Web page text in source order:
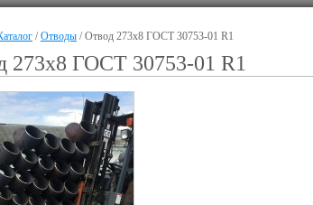
/Отводы / Отвод 273x8 ГОСТ 30753-01 R1
273x8 ГОСТ 30753-01 R1